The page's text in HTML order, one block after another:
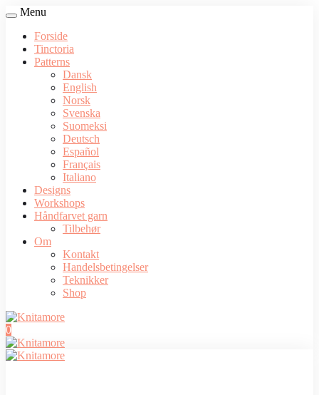
Menu
Forside
Tinctoria
Patterns
Dansk
English
Norsk
Svenska
Suomeksi
Deutsch
Español
Français
Italiano
Designs
Workshops
Håndfarvet garn
Tilbehør
Om
Kontakt
Handelsbetingelser
Teknikker
Shop
0